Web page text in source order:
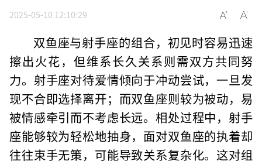
2025-05-10 12:10:29
双鱼座与射手座的组合，初见时容易迅速
擦出火花，但维系长久关系则需双方共同努
力。射手座对待爱情倾向于冲动尝试，一旦发
现不合即选择离开；而双鱼座则较为被动，易
被情感牵引而不考虑长远。相处过程中，射手
座能够较为轻松地抽身，面对双鱼座的执着却
往往束手无策，可能导致关系复杂化。这对组